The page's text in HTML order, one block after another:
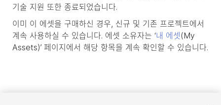
기술 지원 또한 종료되었습니다.
이미 이 에셋을 구매하신 경우, 신규 및 기존 프로젝트에서
계속 사용하실 수 있습니다. 에셋 소유자는 ‘내 에셋 (My
Assets)’ 페이지에서 해당 항목을 계속 확인할 수 있습니다.